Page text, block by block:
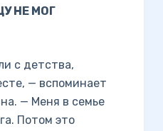
НЕ МОГ
с детства,
— вспоминает
— Меня в семье
Потом это